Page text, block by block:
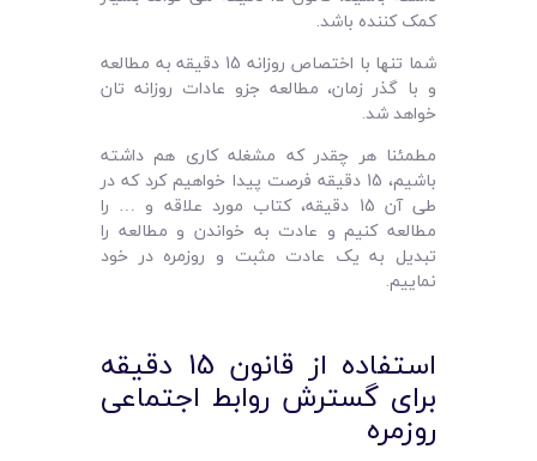
کمک کننده باشد.
شما تنها با اختصاص روزانه 15 دقیقه به مطالعه
و با گذر زمان، مطالعه جزو عادات روزانه تان
خواهد شد.
مطمئنا هر چقدر که مشغله کاری هم داشته
باشیم، 15 دقیقه فرصت پیدا خواهیم کرد که در
طی آن 15 دقیقه، کتاب مورد علاقه و … را
مطالعه کنیم و عادت به خواندن و مطالعه را
تبدیل به یک عادت مثبت و روزمره در خود
نماییم.
استفاده از قانون 15 دقیقه
برای گسترش روابط اجتماعی
روزمره